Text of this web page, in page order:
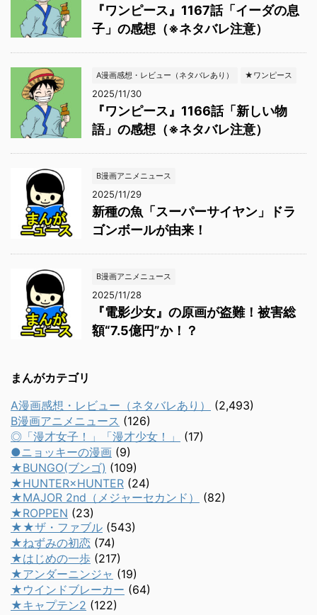
『ワンピース』1167話「イーダの息
子」の感想（※ネタバレ注意）
A漫画感想・レビュー（ネタバレあり） ★ワンピース
2025/11/30
『ワンピース』1166話「新しい物
語」の感想（※ネタバレ注意）
B漫画アニメニュース
2025/11/29
新種の魚「スーパーサイヤン」ドラ
ゴンボールが由来！
B漫画アニメニュース
2025/11/28
『電影少女』の原画が盗難！被害総
額“7.5億円”か！？
まんがカテゴリ
A漫画感想・レビュー（ネタバレあり）
(2,493)
B漫画アニメニュース (126)
◎「漫才女子！」「漫才少女！」
(17)
●ニョッキーの漫画 (9)
★BUNGO(ブンゴ) (109)
★HUNTER×HUNTER (24)
★MAJOR 2nd（メジャーセカンド）
(82)
★ROPPEN (23)
★★ザ・ファブル (543)
★ねずみの初恋 (74)
★はじめの一歩 (217)
★アンダーニンジャ (19)
★ウインドブレーカー (64)
★キャプテン2 (122)